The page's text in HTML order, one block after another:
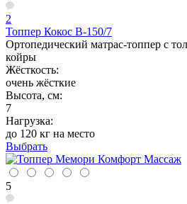
2
Топпер Кокос В-150/7
Ортопедический матрас-топпер с
койры
Жёсткость:
очень жёсткие
Высота, см:
7
Нагрузка:
до 120 кг на место
Выбрать
5